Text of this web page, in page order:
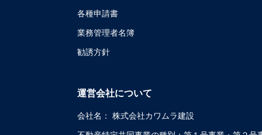
各種申請書
業務管理者名簿
勧誘方針
運営会社について
会社名： 株式会社カワムラ建設